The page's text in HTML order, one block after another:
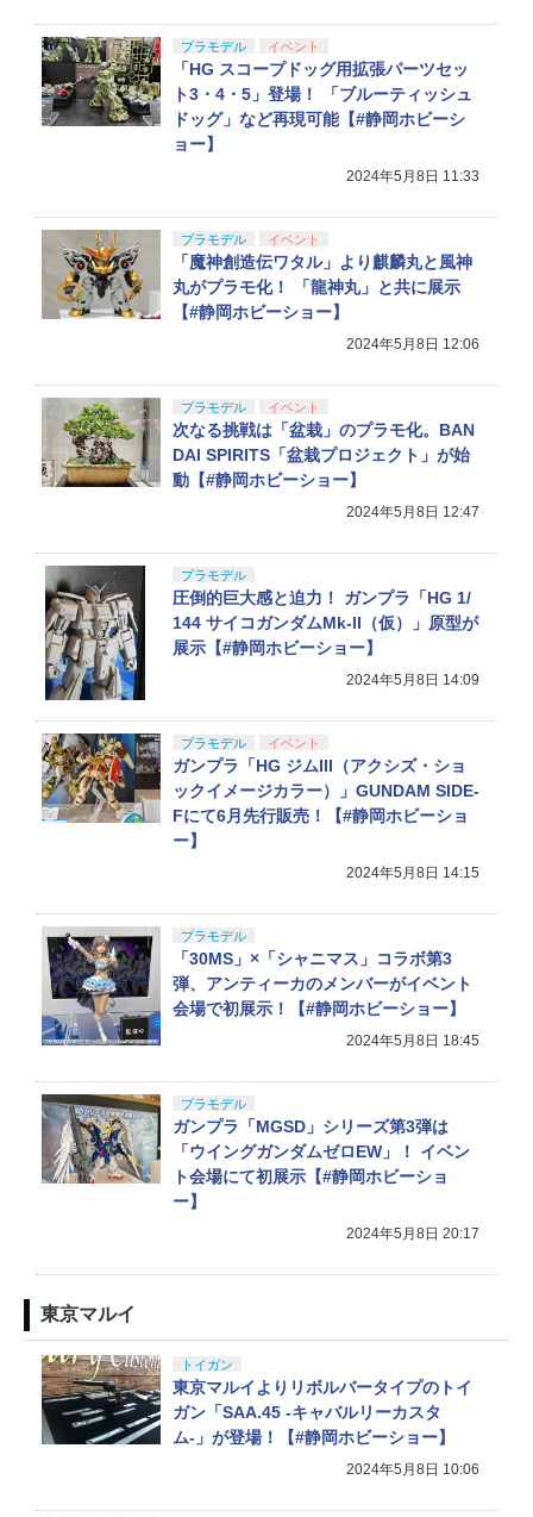
プラモデル イベント
「HG スコープドッグ用拡張パーツセッ
ト3・4・5」登場！ 「ブルーティッシュ
ドッグ」など再現可能【#静岡ホビーシ
ョー】
2024年5月8日 11:33
プラモデル イベント
「魔神創造伝ワタル」より麒麟丸と風神
丸がプラモ化！ 「龍神丸」と共に展示
【#静岡ホビーショー】
2024年5月8日 12:06
プラモデル イベント
次なる挑戦は「盆栽」のプラモ化。BAN
DAI SPIRITS「盆栽プロジェクト」が始
動【#静岡ホビーショー】
2024年5月8日 12:47
プラモデル
圧倒的巨大感と迫力！ ガンプラ「HG 1/
144 サイコガンダムMk-II（仮）」原型が
展示【#静岡ホビーショー】
2024年5月8日 14:09
プラモデル イベント
ガンプラ「HG ジムIII（アクシズ・ショ
ックイメージカラー）」GUNDAM SIDE-
Fにて6月先行販売！【#静岡ホビーショ
ー】
2024年5月8日 14:15
プラモデル
「30MS」×「シャニマス」コラボ第3
弾、アンティーカのメンバーがイベント
会場で初展示！【#静岡ホビーショー】
2024年5月8日 18:45
プラモデル
ガンプラ「MGSD」シリーズ第3弾は
「ウイングガンダムゼロEW」！ イベン
ト会場にて初展示【#静岡ホビーショ
ー】
2024年5月8日 20:17
東京マルイ
トイガン
東京マルイよりリボルバータイプのトイ
ガン「SAA.45 -キャバルリーカスタ
ム-」が登場！【#静岡ホビーショー】
2024年5月8日 10:06